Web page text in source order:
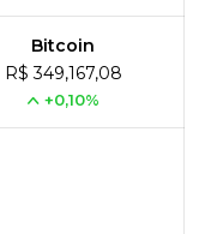
Bitcoin
R$ 349,167,08
+0,10%